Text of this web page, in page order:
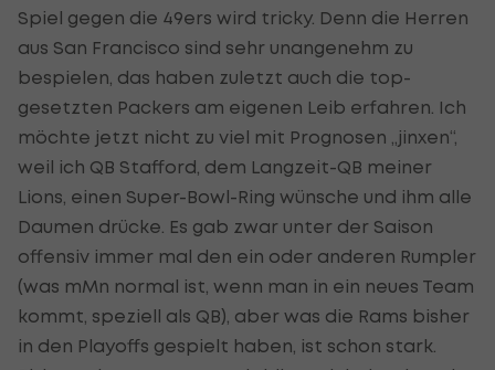
Spiel gegen die 49ers wird tricky. Denn die Herren
aus San Francisco sind sehr unangenehm zu
bespielen, das haben zuletzt auch die top-
gesetzten Packers am eigenen Leib erfahren. Ich
möchte jetzt nicht zu viel mit Prognosen „jinxen“,
weil ich QB Stafford, dem Langzeit-QB meiner
Lions, einen Super-Bowl-Ring wünsche und ihm alle
Daumen drücke. Es gab zwar unter der Saison
offensiv immer mal den ein oder anderen Rumpler
(was mMn normal ist, wenn man in ein neues Team
kommt, speziell als QB), aber was die Rams bisher
in den Playoffs gespielt haben, ist schon stark.